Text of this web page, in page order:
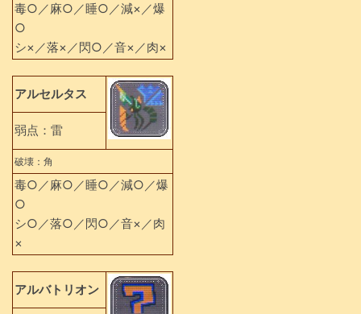
毒○／麻○／睡○／減×／爆
○
シ×／落×／閃○／音×／肉×
アルセルタス
弱点：雷
破壊：角
毒○／麻○／睡○／減○／爆
○
シ○／落○／閃○／音×／肉
×
アルバトリオン